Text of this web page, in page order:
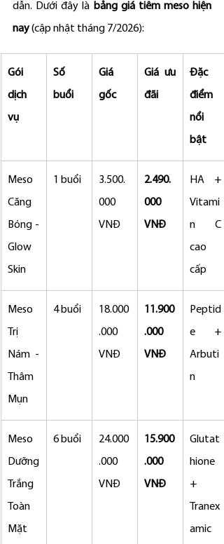
dẫn. Dưới đây là bảng giá tiêm meso hiện
nay (cập nhật tháng 7/2026):
Gói
dịch
vụ
Số
buổi
Giá
gốc
Giá ưu
đãi
Đặc
điểm
nổi
bật
Meso
Căng
Bóng -
Glow
Skin
1 buổi
3.500.
000
VNĐ
2.490.
000
VNĐ
HA +
Vitami
n C
cao
cấp
Meso
Trị
Nám -
Thâm
Mụn
4 buổi
18.000
.000
VNĐ
11.900
.000
VNĐ
Peptid
e +
Arbuti
n
Meso
Dưỡng
Trắng
Toàn
Mặt
6 buổi
24.000
.000
VNĐ
15.900
.000
VNĐ
Glutat
hione
+
Tranex
amic